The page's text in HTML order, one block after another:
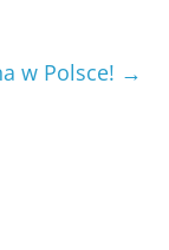
w Polsce! →